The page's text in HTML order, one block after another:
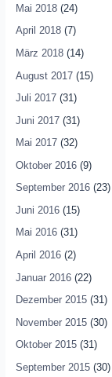
Mai 2018(24)
April 2018(7)
März 2018(14)
August 2017(15)
Juli 2017(31)
Juni 2017(31)
Mai 2017(32)
Oktober 2016(9)
September 2016(23)
Juni 2016(15)
Mai 2016(31)
April 2016(2)
Januar 2016(22)
Dezember 2015(31)
November 2015(30)
Oktober 2015(31)
September 2015(30)